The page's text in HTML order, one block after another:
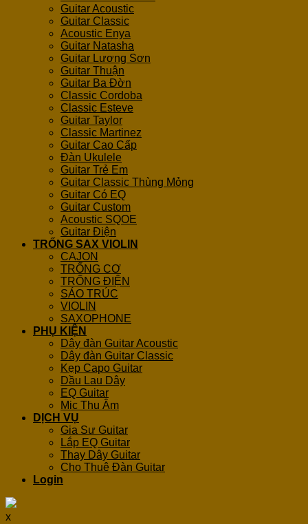
Guitar Acoustic
Guitar Classic
Acoustic Enya
Guitar Natasha
Guitar Lương Sơn
Guitar Thuận
Guitar Ba Đờn
Classic Cordoba
Classic Esteve
Guitar Taylor
Classic Martinez
Guitar Cao Cấp
Đàn Ukulele
Guitar Trẻ Em
Guitar Classic Thùng Mỏng
Guitar Có EQ
Guitar Custom
Acoustic SQOE
Guitar Điện
TRỐNG SAX VIOLIN
CAJON
TRỐNG CƠ
TRỐNG ĐIỆN
SÁO TRÚC
VIOLIN
SAXOPHONE
PHỤ KIỆN
Dây đàn Guitar Acoustic
Dây đàn Guitar Classic
Kẹp Capo Guitar
Dầu Lau Dây
EQ Guitar
Mic Thu Âm
DỊCH VỤ
Gia Sư Guitar
Lắp EQ Guitar
Thay Dây Guitar
Cho Thuê Đàn Guitar
Login
x